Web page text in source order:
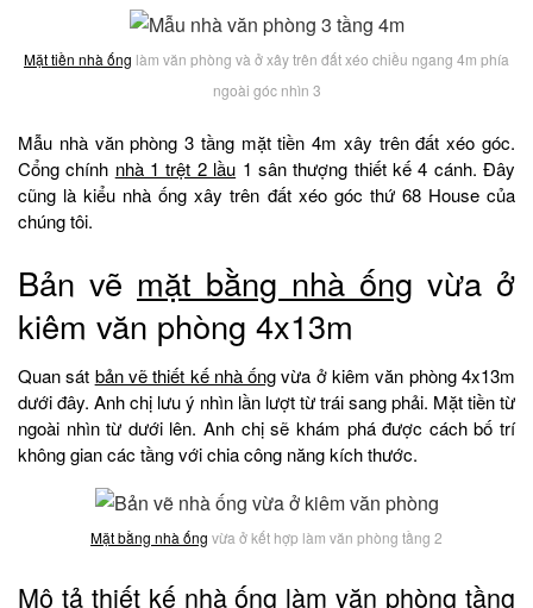
Mặt tiền nhà ống làm văn phòng và ở xây trên đất xéo chiều ngang 4m phía
ngoài góc nhìn 3
Mẫu nhà văn phòng 3 tầng mặt tiền 4m xây trên đất xéo góc.
Cổng chính nhà 1 trệt 2 lầu 1 sân thượng thiết kế 4 cánh. Đây
cũng là kiểu nhà ống xây trên đất xéo góc thứ 68 House của
chúng tôi.
Bản vẽ mặt bằng nhà ống vừa ở
kiêm văn phòng 4x13m
Quan sát bản vẽ thiết kế nhà ốngvừa ở kiêm văn phòng 4x13m
dưới đây. Anh chị lưu ý nhìn lần lượt từ trái sang phải. Mặt tiền từ
ngoài nhìn từ dưới lên. Anh chị sẽ khám phá được cách bố trí
không gian các tầng với chia công năng kích thước.
Mặt bằng nhà ống vừa ở kết hợp làm văn phòng tầng 2
Mô tả thiết kế nhà ống làm văn phòng tầng